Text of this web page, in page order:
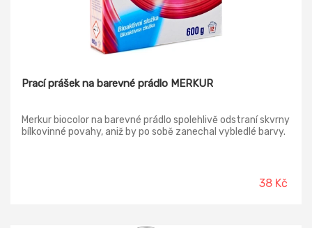
Prací prášek na barevné prádlo MERKUR
Merkur biocolor na barevné prádlo spolehlivě odstraní skvrny
bílkovinné povahy, aniž by po sobě zanechal vybledlé barvy.
38 Kč